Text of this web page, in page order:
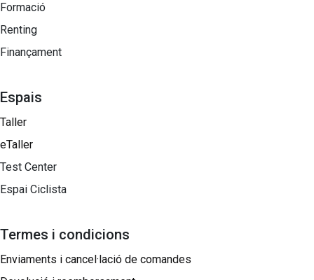
Formació
Renting
Finançament
Espais
Taller
eTaller
Test Center
Espai Ciclista
Termes i condicions
Enviaments i cancel·lació de comandes